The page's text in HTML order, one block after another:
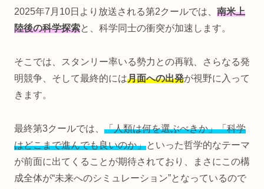
2025年7月10日より放送される第2クールでは、 南米上
陸後の科学探索と、科学同士の衝突が加速します。
そこでは、スタンリー率いる勢力との再戦、さらなる発
明競争、そして最終的には月面への出発が視野に入って
きます。
最終第3クールでは、 「人類は何を選ぶべきか」「科学
はどこまで進んでも良いのか」といった哲学的なテーマ
が前面に出てくることが期待されており、まさにこの構
成全体が“未来へのシミュレーション”となっているので